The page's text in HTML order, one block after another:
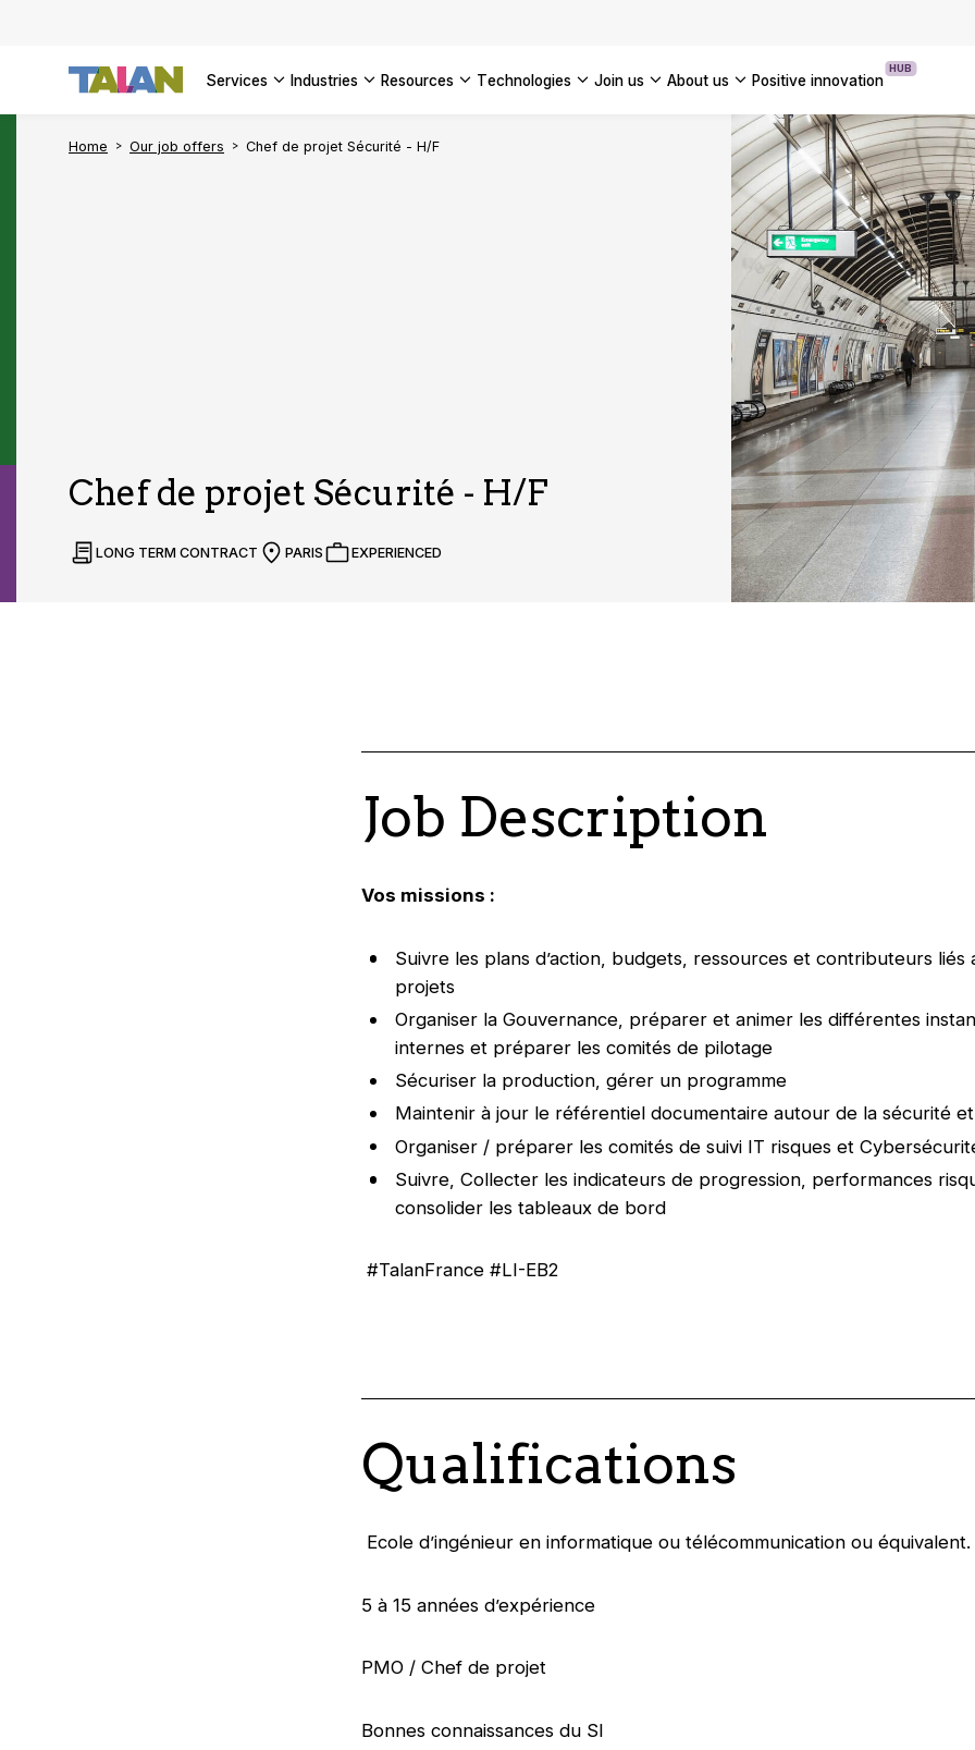
Americas
UK
France
Global
services industries resources technologies join us about us positive innovation
HUB
Home Our job offers Chef de projet Sécurité - H/F
Chef de projet Sécurité - H/F
LONG TERM CONTRACT PARIS EXPERIENCED
Job Description
Vos missions :
Suivre les plans d’action, budgets, ressources et contributeurs liés
projets
Organiser la Gouvernance, préparer et animer les différentes
internes et préparer les comités de pilotage
Sécuriser la production, gérer un programme
Maintenir à jour le référentiel documentaire autour de la sécurité
Organiser / préparer les comités de suivi IT risques et
Suivre, Collecter les indicateurs de progression, performances
consolider les tableaux de bord
#TalanFrance #LI-EB2
Qualifications
Ecole d’ingénieur en informatique ou télécommunication ou équivalent.
5 à 15 années d’expérience
PMO / Chef de projet
Bonnes connaissances du SI